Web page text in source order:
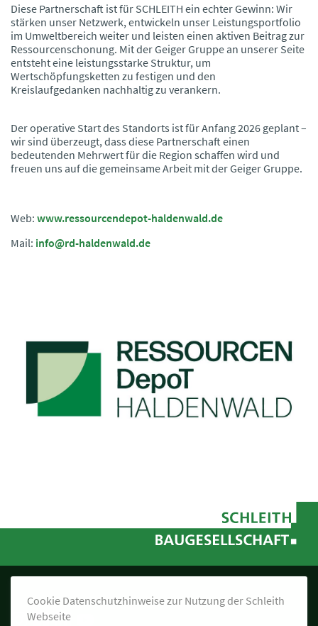
Diese Partnerschaft ist für SCHLEITH ein echter Gewinn: Wir
stärken unser Netzwerk, entwickeln unser Leistungsportfolio
im Umweltbereich weiter und leisten einen aktiven Beitrag zur
Ressourcenschonung. Mit der Geiger Gruppe an unserer Seite
entsteht eine leistungsstarke Struktur, um
Wertschöpfungsketten zu festigen und den
Kreislaufgedanken nachhaltig zu verankern.
Der operative Start des Standorts ist für Anfang 2026 geplant –
wir sind überzeugt, dass diese Partnerschaft einen
bedeutenden Mehrwert für die Region schaffen wird und
freuen uns auf die gemeinsame Arbeit mit der Geiger Gruppe.
Web: www.ressourcendepot-haldenwald.de
Mail: info@rd-haldenwald.de
Cookie Datenschutzhinweise zur Nutzung der Schleith
Webseite